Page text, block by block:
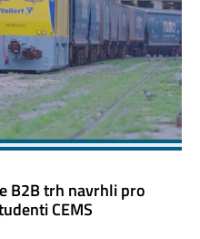
B2B trh navrhli pro
CEMS